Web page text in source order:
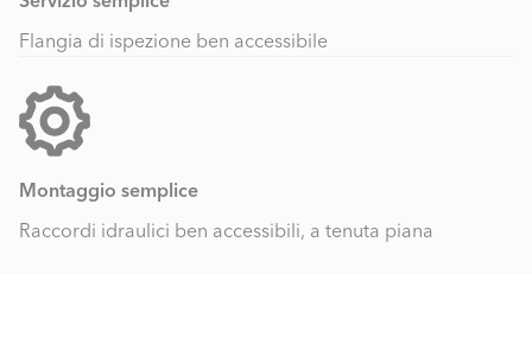
Flangia di ispezione ben accessibile
Montaggio semplice
Raccordi idraulici ben accessibili, a tenuta piana